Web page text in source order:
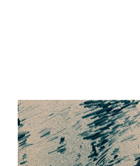
Central Comics